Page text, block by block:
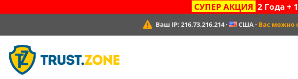
СУПЕР АКЦИЯ 2 Года +
Ваш IP:216.73.216.214· США· Вас можно